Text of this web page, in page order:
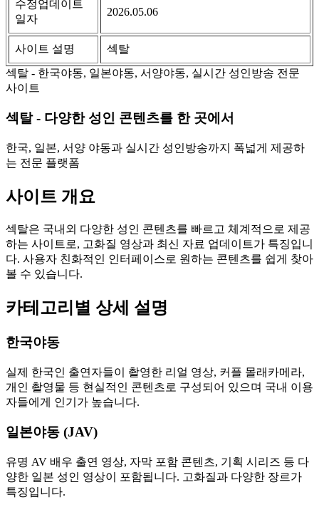
수정업데이트
일자
2026.05.06
사이트 설명
섹탈
섹탈 - 한국야동, 일본야동, 서양야동, 실시간 성인방송 전문
사이트
섹탈 - 다양한 성인 콘텐츠를 한 곳에서
한국, 일본, 서양 야동과 실시간 성인방송까지 폭넓게 제공하
는 전문 플랫폼
사이트 개요
섹탈은 국내외 다양한 성인 콘텐츠를 빠르고 체계적으로 제공
하는 사이트로, 고화질 영상과 최신 자료 업데이트가 특징입니
다. 사용자 친화적인 인터페이스로 원하는 콘텐츠를 쉽게 찾아
볼 수 있습니다.
카테고리별 상세 설명
한국야동
실제 한국인 출연자들이 촬영한 리얼 영상, 커플 몰래카메라,
개인 촬영물 등 현실적인 콘텐츠로 구성되어 있으며 국내 이용
자들에게 인기가 높습니다.
일본야동 (JAV)
유명 AV 배우 출연 영상, 자막 포함 콘텐츠, 기획 시리즈 등 다
양한 일본 성인 영상이 포함됩니다. 고화질과 다양한 장르가
특징입니다.